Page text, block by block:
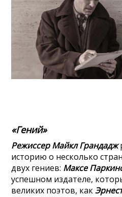
«Гений»
Режиссер Майкл Грандадж
историю о несколько
двух гениев: Максе
успешном издателе,
великих поэтов, как